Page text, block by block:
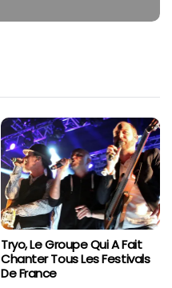
Tryo, Le Groupe Qui A Fait
Chanter Tous Les Festivals
De France